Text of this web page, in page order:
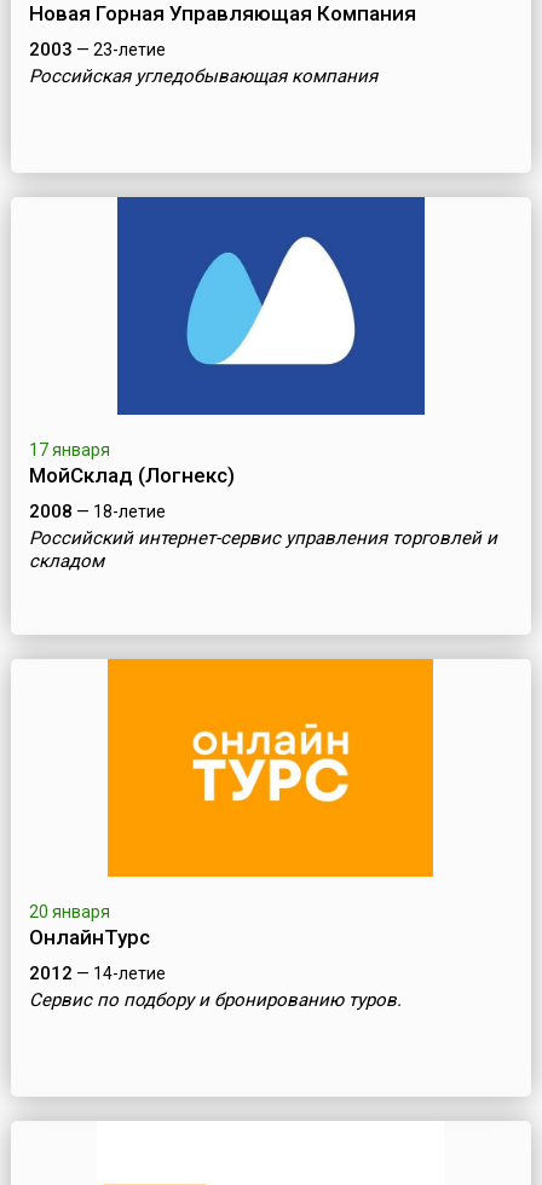
Новая Горная Управляющая Компания
2003 — 23-летие
Российская угледобывающая компания
17 января
МойСклад (Логнекс)
2008 — 18-летие
Российский интернет-сервис управления торговлей и
складом
20 января
ОнлайнТурс
2012 — 14-летие
Сервис по подбору и бронированию туров.